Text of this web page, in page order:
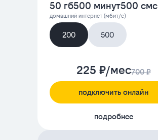
50 гб500 минут500 смс
домашний интернет (мбит/с)
200 500
225 ₽/мес700 ₽
подключить онлайн
подробнее